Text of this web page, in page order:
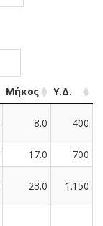
Μήκος
Υ.Δ.
8.0 400
17.0
700
23.0 1.150